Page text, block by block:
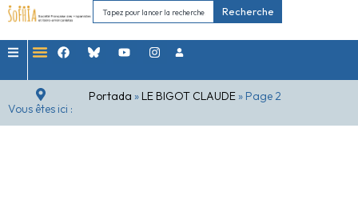
Recherche
Vous êtes ici :
Portada » LE BIGOT CLAUDE » Page 2